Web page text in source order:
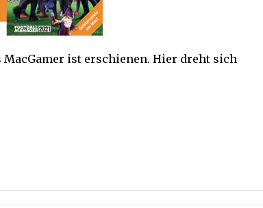
MacGamer ist erschienen. Hier dreht sich